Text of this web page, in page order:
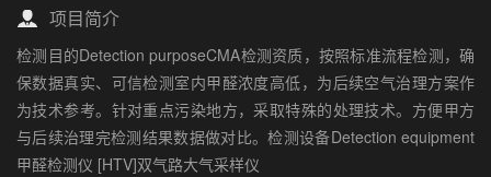
项目简介
检测目的Detection purposeCMA检测资质，按照标准流程检测，确
保数据真实、可信检测室内甲醛浓度高低，为后续空气治理方案作
为技术参考。针对重点污染地方，采取特殊的处理技术。方便甲方
与后续治理完检测结果数据做对比。检测设备Detection equipment
甲醛检测仪 [HTV]双气路大气采样仪